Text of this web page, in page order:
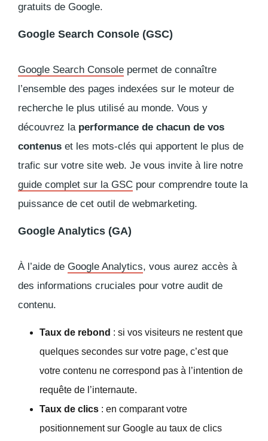
gratuits de Google.
Google Search Console (GSC)
Google Search Console permet de connaître
l’ensemble des pages indexées sur le moteur de
recherche le plus utilisé au monde. Vous y
découvrez la performance de chacun de vos
contenus et les mots-clés qui apportent le plus de
trafic sur votre site web. Je vous invite à lire notre
guide complet sur la GSC pour comprendre toute la
puissance de cet outil de webmarketing.
Google Analytics (GA)
À l’aide de Google Analytics, vous aurez accès à
des informations cruciales pour votre audit de
contenu.
Taux de rebond : si vos visiteurs ne restent que
quelques secondes sur votre page, c’est que
votre contenu ne correspond pas à l’intention de
requête de l’internaute.
Taux de clics : en comparant votre
positionnement sur Google au taux de clics